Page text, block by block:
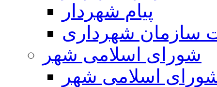
پیام شهردار
سازمان شهرداری
شورای اسلامی شهر
اسلامی شهر